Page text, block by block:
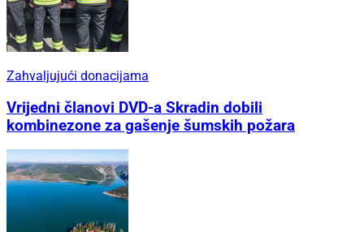
Zahvaljujući donacijama
Vrijedni članovi DVD-a Skradin dobili
kombinezone za gašenje šumskih požara